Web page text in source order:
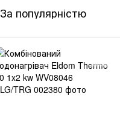
За популярністю